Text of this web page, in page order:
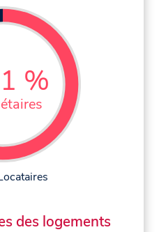
%
des logements